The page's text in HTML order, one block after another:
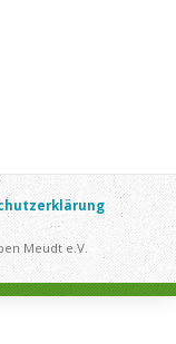
Meudt e.V.